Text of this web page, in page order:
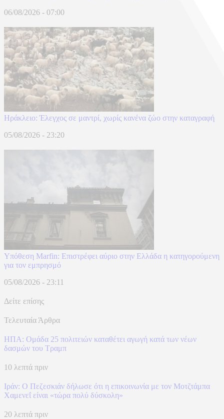
06/08/2026 - 07:00
Ηράκλειο: Έλεγχος σε μαντρί, χωρίς κανένα ζώο στην καταγραφή
05/08/2026 - 23:20
Υπόθεση Marfin: Επιστρέφει αύριο στην Ελλάδα η κατηγορούμενη
για τον εμπρησμό
05/08/2026 - 23:11
Δείτε επίσης
Τελευταία Άρθρα
ΗΠΑ: Ομάδα 25 πολιτειών καταθέτει αγωγή κατά των νέων
δασμών του Τραμπ
10 λεπτά πριν
Ιράν: Ο Πεζεσκιάν δήλωσε ότι η επικοινωνία με τον Μοτζτάμπα
Χαμενεΐ είναι «τώρα πολύ δύσκολη»
20 λεπτά πριν